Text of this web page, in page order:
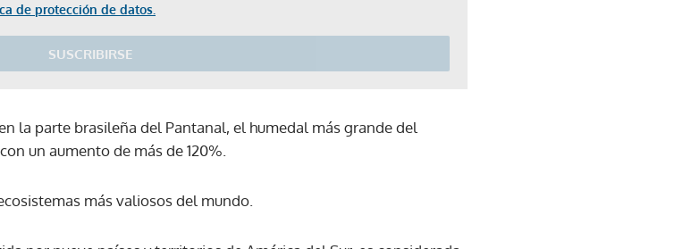
de protección de datos.
SUSCRIBIRSE
la parte brasileña del Pantanal, el humedal más grande del
un aumento de más de 120%.
más valiosos del mundo.